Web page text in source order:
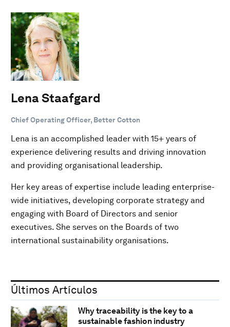
Lena Staafgard
Chief Operating Officer, Better Cotton
Lena is an accomplished leader with 15+ years of
experience delivering results and driving innovation
and providing organisational leadership.
Her key areas of expertise include leading enterprise-
wide initiatives, developing corporate strategy and
engaging with Board of Directors and senior
executives. She serves on the Boards of two
international sustainability organisations.
Últimos Artículos
Why traceability is the key to a
sustainable fashion industry